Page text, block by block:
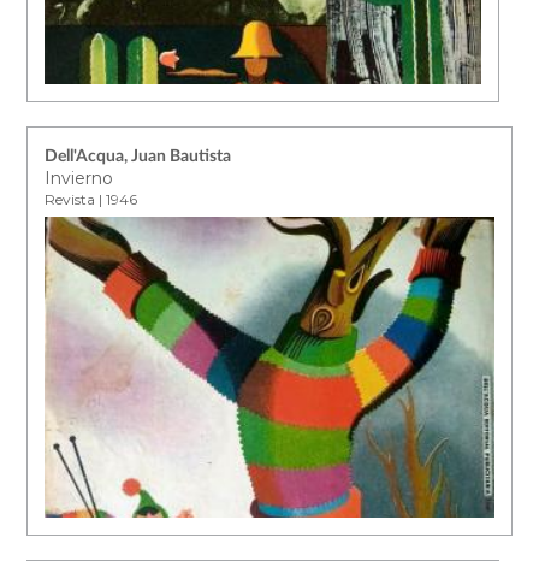
Dell'Acqua, Juan Bautista
Invierno
Revista | 1946